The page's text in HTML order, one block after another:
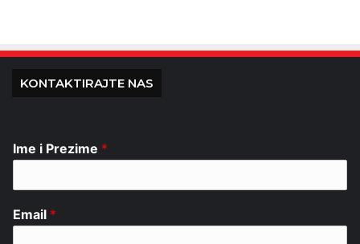
KONTAKTIRAJTE NAS
Ime i Prezime *
Email *